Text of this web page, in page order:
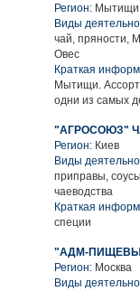
Регион: Мытищи
Виды
чай, пряности,
Овес
Краткая
Мытищи.
одни из самых
"АГРОСОЮЗ"
Регион: Киев
Виды
приправы,
чаеводства
Краткая
специи
"АДМ-
Регион: Москва
Виды